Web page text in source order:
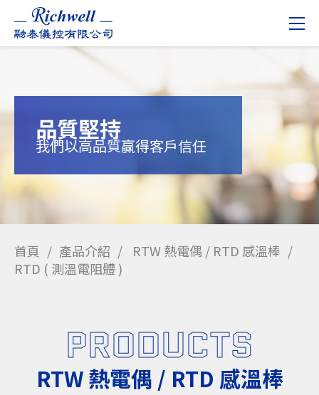
品質堅持
我們以高品質贏得客戶信任
首頁 產品介紹
RTW 熱電偶 / RTD 感溫棒
RTD ( 測溫電阻體 )
PRODUCTS
RTW 熱電偶 / RTD 感溫棒